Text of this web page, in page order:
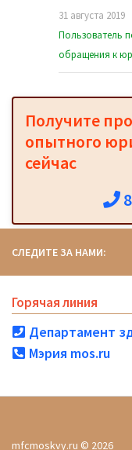
31 августа 2019
Пользователь
обращения к
Получите
опытного
сейчас
СЛЕДИТЕ ЗА НАМИ:
Горячая линия
Департамент
Мэрия mos.ru
mfcmoskvy.ru © 2026